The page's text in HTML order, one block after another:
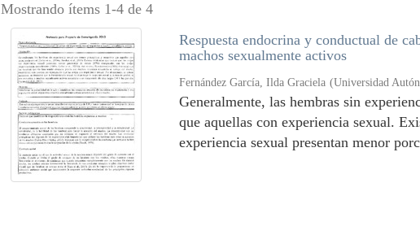
Mostrando ítems 1-4 de 4
Respuesta endocrina y conductual de
machos sexualmente activos
Fernández García, Ilda Graciela (Universidad
Generalmente, las hembras sin
que aquellas con experiencia sexual.
experiencia sexual presentan menor